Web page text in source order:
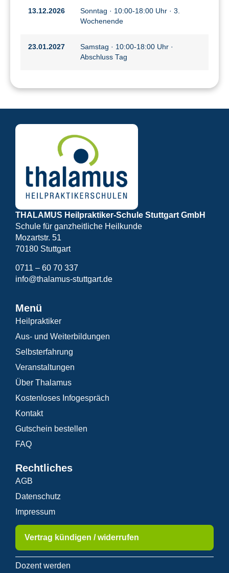
13.12.2026
Sonntag · 10:00-18:00 Uhr · 3.
Wochenende
23.01.2027
Samstag · 10:00-18:00 Uhr ·
Abschluss Tag
THALAMUS Heilpraktiker-Schule Stuttgart GmbH
Schule für ganzheitliche Heilkunde
Mozartstr. 51
70180 Stuttgart
0711 – 60 70 337
info@thalamus-stuttgart.de
Menü
Heilpraktiker
Aus- und Weiterbildungen
Selbsterfahrung
Veranstaltungen
Über Thalamus
Kostenloses Infogespräch
Kontakt
Gutschein bestellen
FAQ
Rechtliches
AGB
Datenschutz
Impressum
Vertrag kündigen / widerrufen
Dozent werden